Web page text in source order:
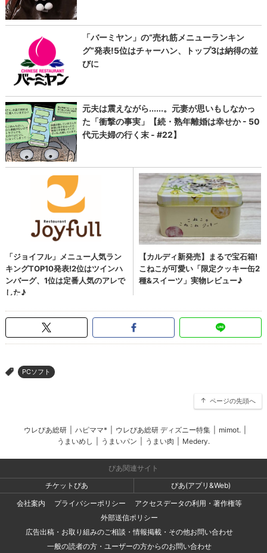
> PCソフト
ページの先頭へ
ウレぴあ総研 ハピママ* ウレぴあ総研 ディズニー特集 mimot.
うまいめし
うまいパン うまい肉 Medery.
ぴあ関連サイト
チケットぴあ
ぴあ(アプリ&Web)
会社案内
プライバシーポリシー
アクセスデータの利用・著作権等
外部送信ポリシー
広告出稿・お取り組みのご相談・情報掲載・その他お問い合わせ
一般の読者の方・ユーザーの方からのお問い合わせ